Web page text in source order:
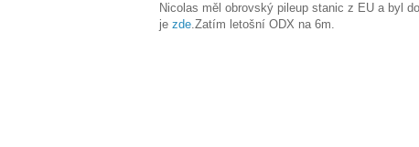
Nicolas měl obrovský pileup stanic z EU a byl
je zde.Zatím letošní ODX na 6m.